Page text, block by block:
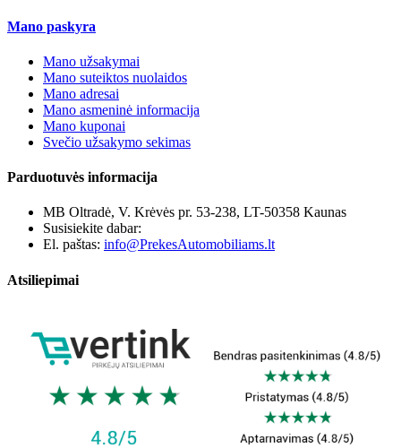
Mano paskyra
Mano užsakymai
Mano suteiktos nuolaidos
Mano adresai
Mano asmeninė informacija
Mano kuponai
Svečio užsakymo sekimas
Parduotuvės informacija
MB Oltradė, V. Krėvės pr. 53-238, LT-50358 Kaunas
Susisiekite dabar:
El. paštas: info@PrekesAutomobiliams.lt
Atsiliepimai